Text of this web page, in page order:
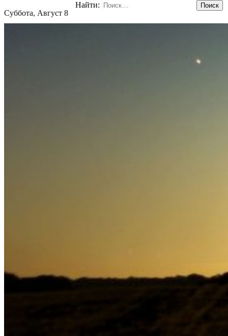
Суббота, Август 8
Найти: